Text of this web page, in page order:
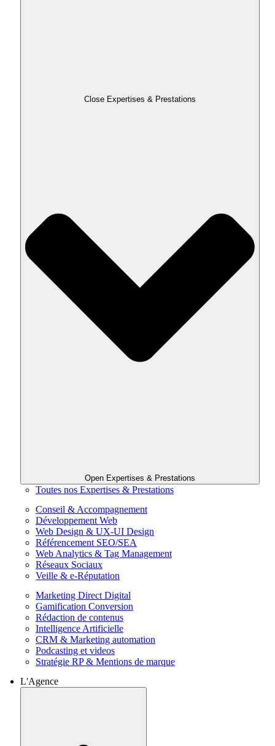
Close Expertises & Prestations
Open Expertises & Prestations
Toutes nos Expertises & Prestations
Conseil & Accompagnement
Développement Web
Web Design & UX-UI Design
Référencement SEO/SEA
Web Analytics & Tag Management
Réseaux Sociaux
Veille & e-Réputation
Marketing Direct Digital
Gamification Conversion
Rédaction de contenus
Intelligence Artificielle
CRM & Marketing automation
Podcasting et videos
Stratégie RP & Mentions de marque
L'Agence